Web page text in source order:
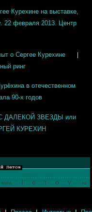
Курехине на выставке,
22 февраля 2013. Центр
о Сергее Курехине |
ринг
в отечественном
90-х годов
ДАЛЕКОЙ ЗВЕЗДЫ или
КУРЕХИН